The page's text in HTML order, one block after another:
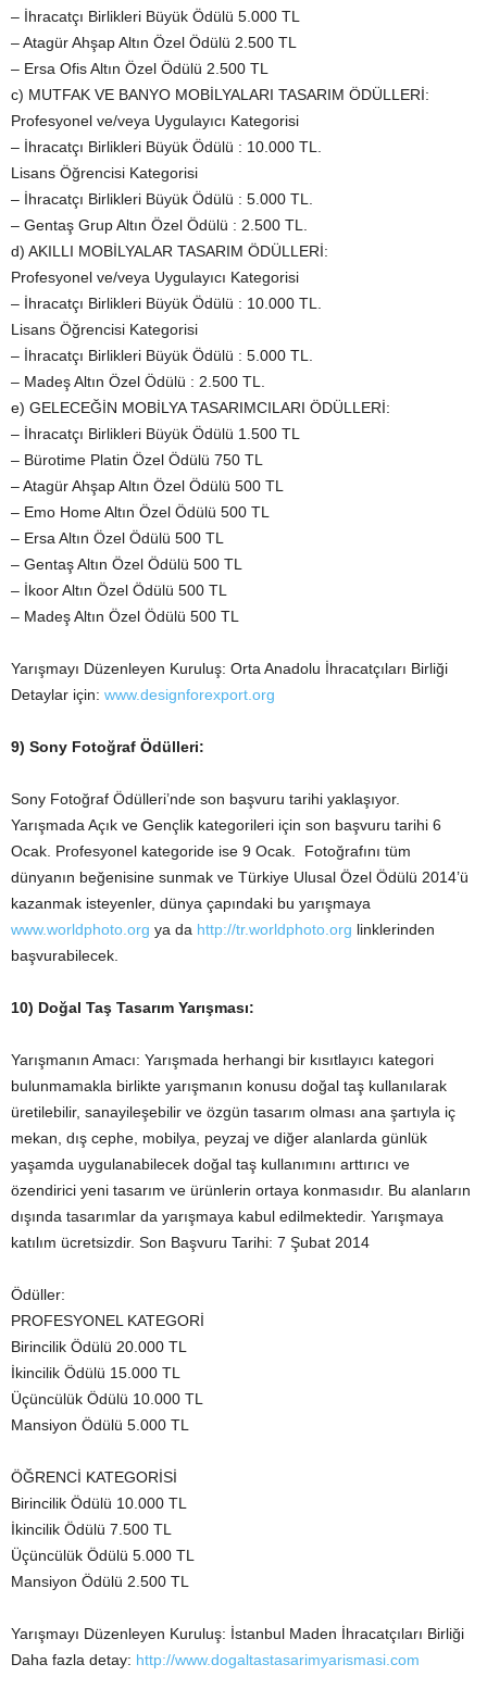
– İhracatçı Birlikleri Büyük Ödülü 5.000 TL
– Atagür Ahşap Altın Özel Ödülü 2.500 TL
– Ersa Ofis Altın Özel Ödülü 2.500 TL
c) MUTFAK VE BANYO MOBİLYALARI TASARIM ÖDÜLLERİ:
Profesyonel ve/veya Uygulayıcı Kategorisi
– İhracatçı Birlikleri Büyük Ödülü : 10.000 TL.
Lisans Öğrencisi Kategorisi
– İhracatçı Birlikleri Büyük Ödülü : 5.000 TL.
– Gentaş Grup Altın Özel Ödülü : 2.500 TL.
d) AKILLI MOBİLYALAR TASARIM ÖDÜLLERİ:
Profesyonel ve/veya Uygulayıcı Kategorisi
– İhracatçı Birlikleri Büyük Ödülü : 10.000 TL.
Lisans Öğrencisi Kategorisi
– İhracatçı Birlikleri Büyük Ödülü : 5.000 TL.
– Madeş Altın Özel Ödülü : 2.500 TL.
e) GELECEĞİN MOBİLYA TASARIMCILARI ÖDÜLLERİ:
– İhracatçı Birlikleri Büyük Ödülü 1.500 TL
– Bürotime Platin Özel Ödülü 750 TL
– Atagür Ahşap Altın Özel Ödülü 500 TL
– Emo Home Altın Özel Ödülü 500 TL
– Ersa Altın Özel Ödülü 500 TL
– Gentaş Altın Özel Ödülü 500 TL
– İkoor Altın Özel Ödülü 500 TL
– Madeş Altın Özel Ödülü 500 TL
Yarışmayı Düzenleyen Kuruluş: Orta Anadolu İhracatçıları Birliği
Detaylar için: www.designforexport.org
9) Sony Fotoğraf Ödülleri:
Sony Fotoğraf Ödülleri’nde son başvuru tarihi yaklaşıyor.
Yarışmada Açık ve Gençlik kategorileri için son başvuru tarihi 6
Ocak. Profesyonel kategoride ise 9 Ocak. Fotoğrafını tüm
dünyanın beğenisine sunmak ve Türkiye Ulusal Özel Ödülü 2014’ü
kazanmak isteyenler, dünya çapındaki bu yarışmaya
www.worldphoto.org ya da http://tr.worldphoto.org linklerinden
başvurabilecek.
10) Doğal Taş Tasarım Yarışması:
Yarışmanın Amacı: Yarışmada herhangi bir kısıtlayıcı kategori
bulunmamakla birlikte yarışmanın konusu doğal taş kullanılarak
üretilebilir, sanayileşebilir ve özgün tasarım olması ana şartıyla iç
mekan, dış cephe, mobilya, peyzaj ve diğer alanlarda günlük
yaşamda uygulanabilecek doğal taş kullanımını arttırıcı ve
özendirici yeni tasarım ve ürünlerin ortaya konmasıdır. Bu alanların
dışında tasarımlar da yarışmaya kabul edilmektedir. Yarışmaya
katılım ücretsizdir. Son Başvuru Tarihi: 7 Şubat 2014
Ödüller:
PROFESYONEL KATEGORİ
Birincilik Ödülü 20.000 TL
İkincilik Ödülü 15.000 TL
Üçüncülük Ödülü 10.000 TL
Mansiyon Ödülü 5.000 TL
ÖĞRENCİ KATEGORİSİ
Birincilik Ödülü 10.000 TL
İkincilik Ödülü 7.500 TL
Üçüncülük Ödülü 5.000 TL
Mansiyon Ödülü 2.500 TL
Yarışmayı Düzenleyen Kuruluş: İstanbul Maden İhracatçıları Birliği
Daha fazla detay: http://www.dogaltastasarimyarismasi.com